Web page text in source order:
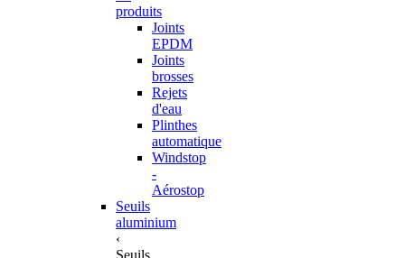
produits
Joints
EPDM
Joints
brosses
Rejets
d'eau
Plinthes
automatique
Windstop
-
Aérostop
Seuils
aluminium
‹
Seuils